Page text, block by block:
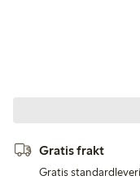
Gratis frakt
Gratis